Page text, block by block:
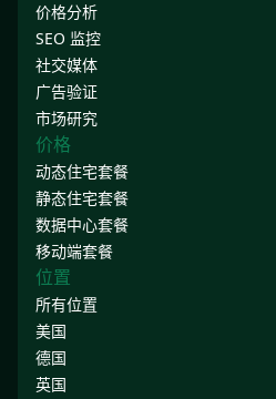
价格分析
SEO 监控
社交媒体
广告验证
市场研究
价格
动态住宅套餐
静态住宅套餐
数据中心套餐
移动端套餐
位置
所有位置
美国
德国
英国